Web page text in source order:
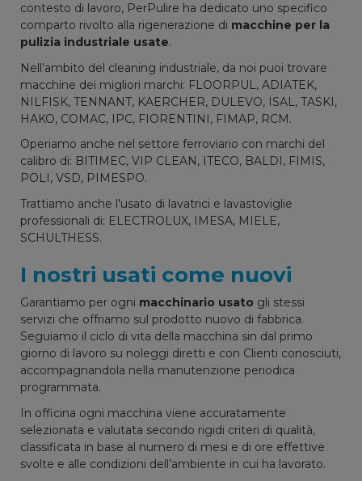
contesto di lavoro, PerPulire ha dedicato uno specifico
comparto rivolto alla rigenerazione di macchine per la
pulizia industriale usate.
Nell’ambito del cleaning industriale, da noi puoi trovare
macchine dei migliori marchi: FLOORPUL, ADIATEK,
NILFISK, TENNANT, KAERCHER, DULEVO, ISAL, TASKI,
HAKO, COMAC, IPC, FIORENTINI, FIMAP, RCM.
Operiamo anche nel settore ferroviario con marchi del
calibro di: BITIMEC, VIP CLEAN, ITECO, BALDI, FIMIS,
POLI, VSD, PIMESPO.
Trattiamo anche l'usato di lavatrici e lavastoviglie
professionali di: ELECTROLUX, IMESA, MIELE,
SCHULTHESS.
I nostri usati come nuovi
Garantiamo per ogni macchinario usato gli stessi
servizi che offriamo sul prodotto nuovo di fabbrica.
Seguiamo il ciclo di vita della macchina sin dal primo
giorno di lavoro su noleggi diretti e con Clienti conosciuti,
accompagnandola nella manutenzione periodica
programmata.
In officina ogni macchina viene accuratamente
selezionata e valutata secondo rigidi criteri di qualità,
classificata in base al numero di mesi e di ore effettive
svolte e alle condizioni dell’ambiente in cui ha lavorato.